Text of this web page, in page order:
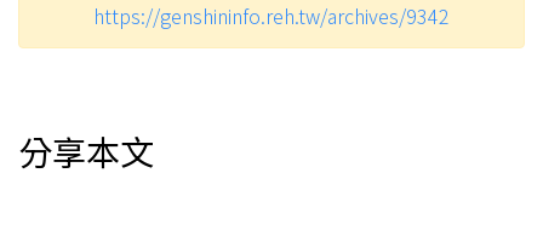
https://genshininfo.reh.tw/archives/9342
分享本文